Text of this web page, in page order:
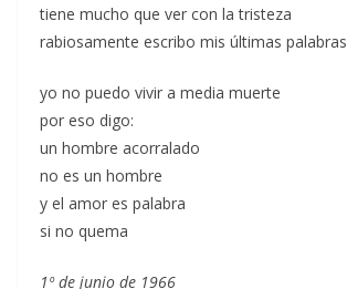
tiene mucho que ver con la tristeza
rabiosamente escribo mis últimas palabras
yo no puedo vivir a media muerte
por eso digo:
un hombre acorralado
no es un hombre
y el amor es palabra
si no quema
1º de junio de 1966